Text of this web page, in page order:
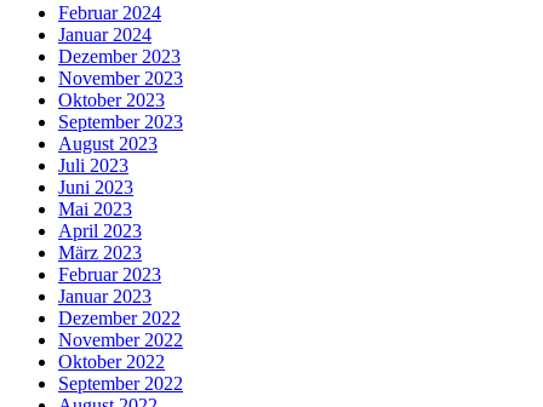
Februar 2024
Januar 2024
Dezember 2023
November 2023
Oktober 2023
September 2023
August 2023
Juli 2023
Juni 2023
Mai 2023
April 2023
März 2023
Februar 2023
Januar 2023
Dezember 2022
November 2022
Oktober 2022
September 2022